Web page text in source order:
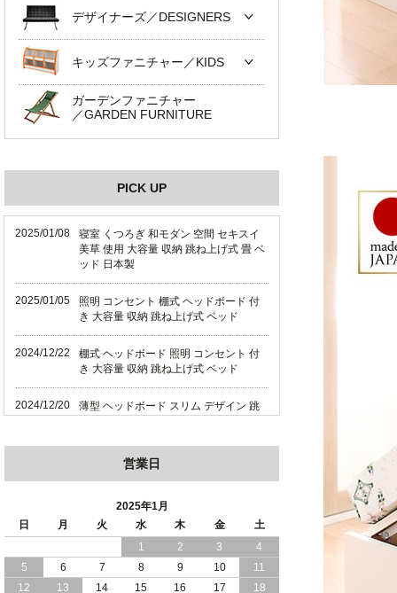
デザイナーズ／DESIGNERS
キッズファニチャー／KIDS
ガーデンファニチャー
／GARDEN FURNITURE
PICK UP
2025/01/08
寝室 くつろぎ 和モダン 空間 セキスイ
美草 使用 大容量 収納 跳ね上げ式 畳 ベ
ッド 日本製
2025/01/05
照明 コンセント 棚式 ヘッドボード 付
き 大容量 収納 跳ね上げ式 ベッド
2024/12/22
棚式 ヘッドボード 照明 コンセント 付
き 大容量 収納 跳ね上げ式 ベッド
2024/12/20
薄型 ヘッドボード スリム デザイン 跳
薄型 ヘッドボード スリム デザイン 跳
2024/12/17
便利な 棚 モダンライト コンセント 付
き 大容量 収納 リフトアップ ベッド 横
開き 日本製
営業日
2025年1月
日
月 火 水 木 金
土
1
2 3
4
5
6 7 8 9 10
11
12
13 14 15 16 17 18